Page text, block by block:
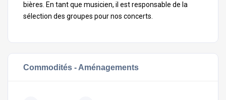
bières. En tant que musicien, il est responsable de la
sélection des groupes pour nos concerts.
Commodités - Aménagements